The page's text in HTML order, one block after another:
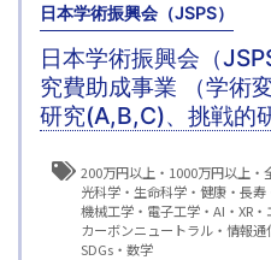
日本学術振興会（JSPS）
日本学術振興会（
究費助成事業 （学術
研究(A,B,C)、挑戦的
200万円以上 1000万円以上
光科学
生命科学 健康・長寿
機械工学
電子工学 AI XR
カーボンニュートラル
情報通
SDGs
数学